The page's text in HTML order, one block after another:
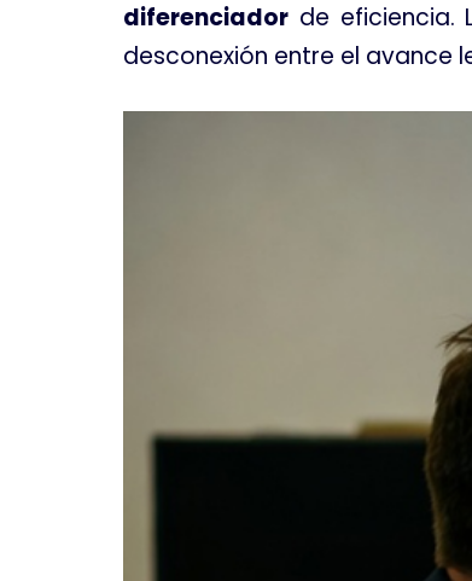
diferenciador de eficiencia.
desconexión entre el avance